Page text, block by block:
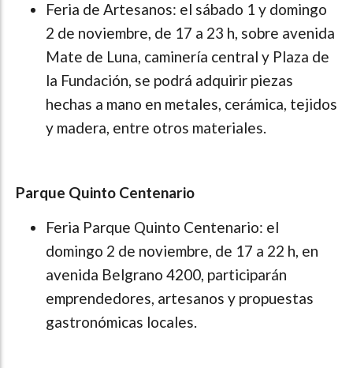
Feria de Artesanos: el sábado 1 y domingo
2 de noviembre, de 17 a 23 h, sobre avenida
Mate de Luna, caminería central y Plaza de
la Fundación, se podrá adquirir piezas
hechas a mano en metales, cerámica, tejidos
y madera, entre otros materiales.
Parque Quinto Centenario
Feria Parque Quinto Centenario: el
domingo 2 de noviembre, de 17 a 22 h, en
avenida Belgrano 4200, participarán
emprendedores, artesanos y propuestas
gastronómicas locales.